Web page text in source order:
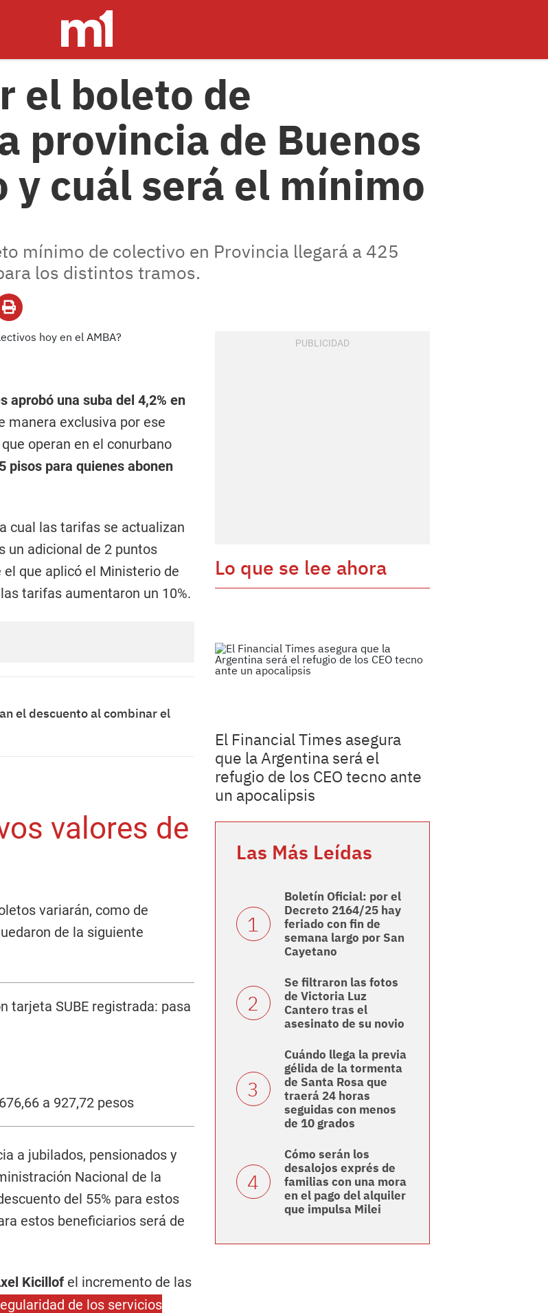
el boleto de
provincia de Buenos
y cuál será el mínimo
mínimo de colectivo en Provincia llegará a 425
los distintos tramos.
aprobó una suba del 4,2% en
manera exclusiva por ese
operan en el conurbano
pisos para quienes abonen
cual las tarifas se actualizan
un adicional de 2 puntos
que aplicó el Ministerio de
tarifas aumentaron un 10%.
el descuento al combinar el
valores de
variarán, como de
de la siguiente
tarjeta SUBE registrada: pasa
a 927,72 pesos
a jubilados, pensionados y
Nacional de la
del 55% para estos
estos beneficiarios será de
Kicillofel incremento de las
de los servicios
Lo que se lee ahora
El Financial Times asegura
que la Argentina será el
refugio de los CEO tecno ante
un apocalipsis
Las Más Leídas
Boletín Oficial: por el
Decreto 2164/25 hay
feriado con fin de
semana largo por San
Cayetano
Se filtraron las fotos
de Victoria Luz
Cantero tras el
asesinato de su novio
Cuándo llega la previa
gélida de la tormenta
de Santa Rosa que
traerá 24 horas
seguidas con menos
de 10 grados
Cómo serán los
desalojos exprés de
familias con una mora
en el pago del alquiler
que impulsa Milei